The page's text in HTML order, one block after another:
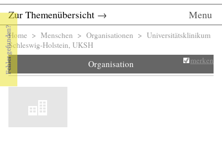
Zur Themenübersicht → Menu
Sie sind hier
Home > Menschen > Organisationen > Universitätsklinikum
Schleswig-Holstein, UKSH
Organisation merken